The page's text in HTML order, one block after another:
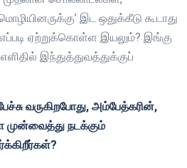
இட ஒதுக்கீடு கூடாது
ஏற்றுக்கொள்ள இயலும்? இங்கு
இந்துத்துவத்துக்குப்
வருகிறபோது, அம்பேத்கரின்,
முன்வைத்து நடக்கும்